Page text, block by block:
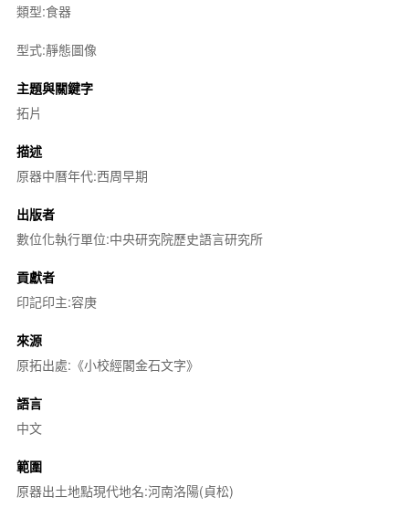
類型:食器
型式:靜態圖像
主題與關鍵字
拓片
描述
原器中曆年代:西周早期
出版者
數位化執行單位:中央研究院歷史語言研究所
貢獻者
印記印主:容庚
來源
原拓出處:《小校經閣金石文字》
語言
中文
範圍
原器出土地點現代地名:河南洛陽(貞松)